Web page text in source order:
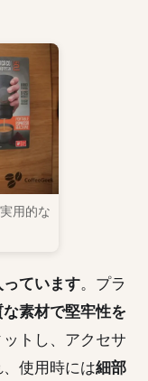
用的な
ています。プラ
素材で堅牢性を
トし、アクセサ
使用時には細部